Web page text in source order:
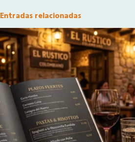
Entradas relacionadas